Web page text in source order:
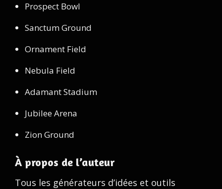
Prospect Bowl
Sanctum Ground
Ornament Field
Nebula Field
Adamant Stadium
Jubilee Arena
Zion Ground
À propos de l’auteur
Tous les générateurs d’idées et outils